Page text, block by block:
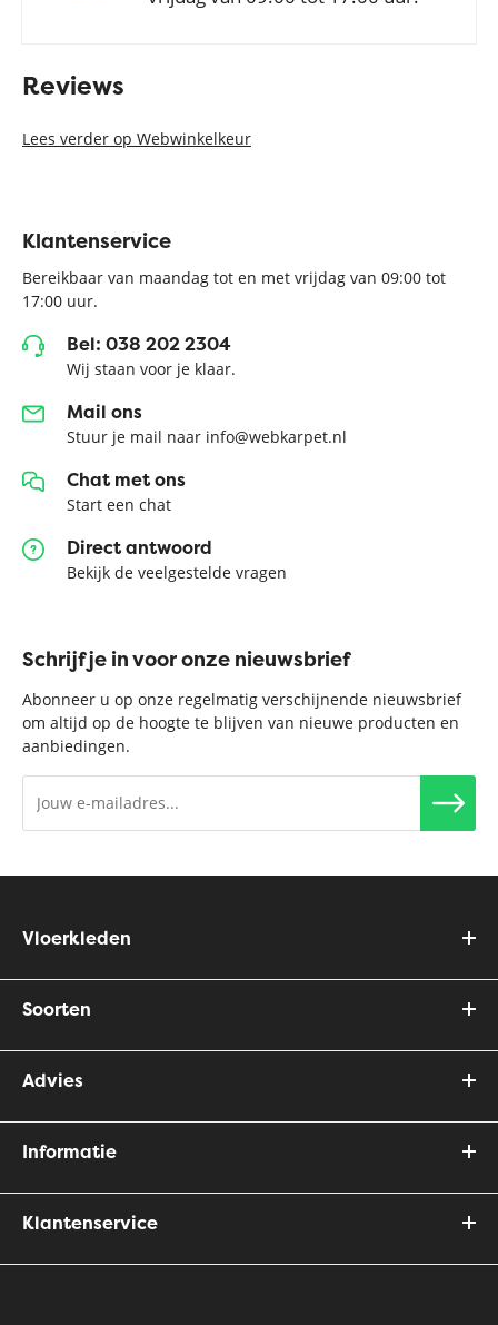
Reviews
Lees verder op Webwinkelkeur
Klantenservice
Bereikbaar van maandag tot en met vrijdag van 09:00 tot
17:00 uur.
Bel: 038 202 2304
Wij staan voor je klaar.
Mail ons
Stuur je mail naar info@webkarpet.nl
Chat met ons
Start een chat
Direct antwoord
Bekijk de veelgestelde vragen
Schrijf je in voor onze nieuwsbrief
Abonneer u op onze regelmatig verschijnende nieuwsbrief
om altijd op de hoogte te blijven van nieuwe producten en
aanbiedingen.
Vloerkleden
Soorten
Advies
Informatie
Klantenservice